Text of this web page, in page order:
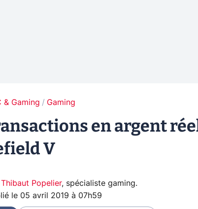
& Gaming Gaming
en argent
V
Thibaut Popelier, spécialiste gaming.
le 05 avril 2019 à 07h59